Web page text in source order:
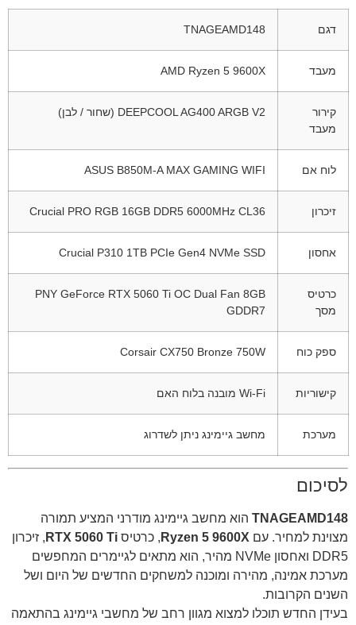
דגם TNAGEAMD148
מעבד AMD Ryzen 5 9600X
קירור
מעבד
DEEPCOOL AG400 ARGB V2 (שחור / לבן)
לוח אם ASUS B850M-A MAX GAMING WIFI
זיכרון Crucial PRO RGB 16GB DDR5 6000MHz CL36
אחסון Crucial P310 1TB PCIe Gen4 NVMe SSD
כרטיס
מסך
PNY GeForce RTX 5060 Ti OC Dual Fan 8GB
GDDR7
ספק כוח Corsair CX750 Bronze 750W
קישוריות Wi-Fi מובנה בלוח האם
מערכת מחשב גיימינג ניתן לשדרוג
לסיכום
TNAGEAMD148 הוא מחשב גיימינג מודרני המציע תמורה
מצוינת למחיר. עם Ryzen 5 9600X , כרטיס RTX 5060 Ti , זיכרון
DDR5 ואחסון NVMe מהיר, הוא מתאים לגיימרים המחפשים
מערכת אמינה, מהירה ומוכנה למשחקים החדשים של היום ושל
השנים הקרובות.
בעידן החדש תוכלו למצוא מגוון רחב של מחשבי גיימינג בהתאמה